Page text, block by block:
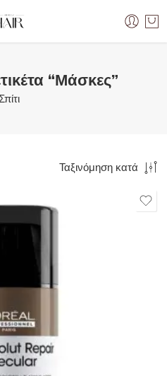
“Μάσκες”
Ταξινόμηση κατά